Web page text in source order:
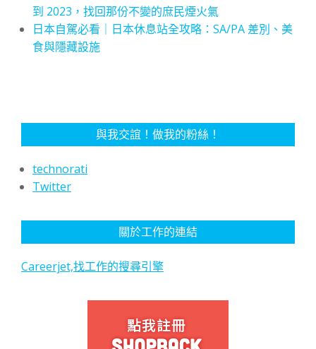
到 2023，找回那份不變的庶民煙火氣
日本自駕必看｜日本休息站全攻略：SA/PA 差別、美
食與隱藏設施
與我交誼！做我的粉絲！
technorati
Twitter
關於工作的連結
Careerjet,找工作的搜尋引擎